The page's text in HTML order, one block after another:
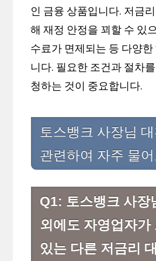
인 금융 상품입니다. 저금
해 재정 안정을 꾀할 수 있
수료가 면제되는 등 다양
니다. 필요한 조건과 절차
청하는 것이 중요합니다.
토스뱅크 사장님 대
관련하여 자주 물
Q1: 토스뱅크 사장
외에도 자영업자가
있는 다른 저금리